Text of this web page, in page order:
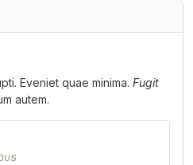
Eveniet quae minima. Fugit
autem.